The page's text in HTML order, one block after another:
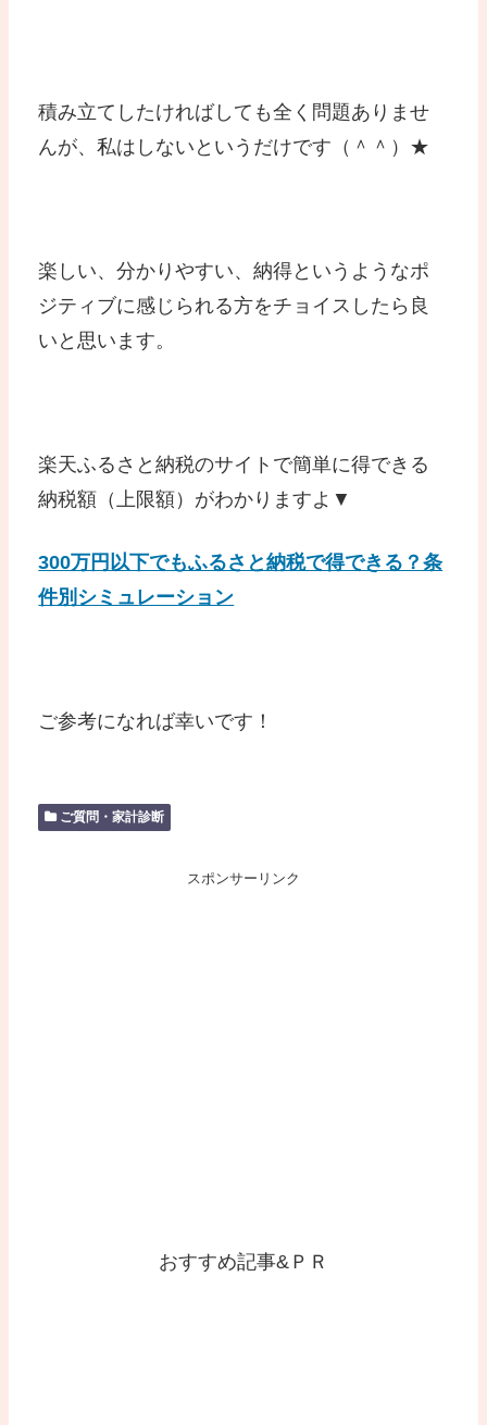
積み立てしたければしても全く問題ありませ
んが、私はしないというだけです（＾＾）★
楽しい、分かりやすい、納得というようなポ
ジティブに感じられる方をチョイスしたら良
いと思います。
楽天ふるさと納税のサイトで簡単に得できる
納税額（上限額）がわかりますよ▼
300万円以下でもふるさと納税で得できる？条
件別シミュレーション
ご参考になれば幸いです！
ご質問・家計診断
スポンサーリンク
おすすめ記事&ＰＲ